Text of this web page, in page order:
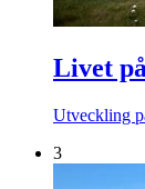
Livet
Utveckling
3